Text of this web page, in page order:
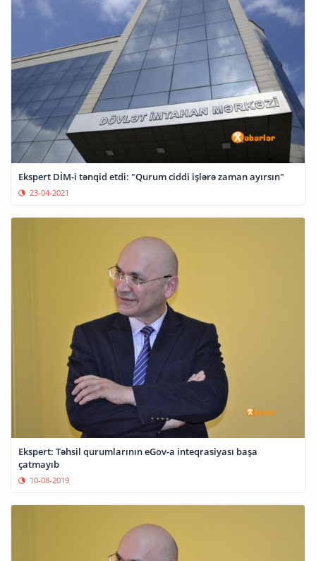
Ekspert DİM-i tənqid etdi: "Qurum ciddi işlərə zaman ayırsın"
23-04-2021
Ekspert: Təhsil qurumlarının eGov-a inteqrasiyası başa
çatmayıb
10-08-2019